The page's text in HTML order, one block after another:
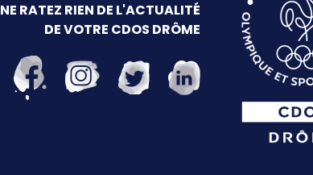
NE RATEZ RIEN DE L'ACTUALITÉ
DE VOTRE CDOS DRÔME